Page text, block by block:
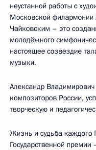
неустанной работы с
Московской
Чайковским – это
молодёжного
настоящее созвездие
музыки.
Александр
композиторов России,
творческую и
Жизнь и судьба каждого
Государственной премии